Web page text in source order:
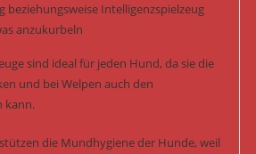
beziehungsweise Intelligenzspielzeug
anzukurbeln
sind ideal für jeden Hund, da sie die
und bei Welpen auch den
kann.
die Mundhygiene der Hunde, weil